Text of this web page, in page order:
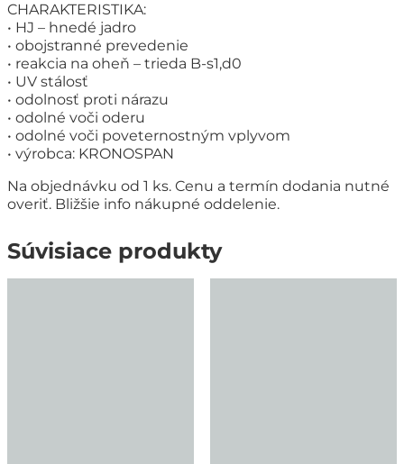
CHARAKTERISTIKA:
• HJ – hnedé jadro
• obojstranné prevedenie
• reakcia na oheň – trieda B-s1,d0
• UV stálosť
• odolnosť proti nárazu
• odolné voči oderu
• odolné voči poveternostným vplyvom
• výrobca: KRONOSPAN
Na objednávku od 1 ks. Cenu a termín dodania nutné
overiť. Bližšie info nákupné oddelenie.
Súvisiace produkty